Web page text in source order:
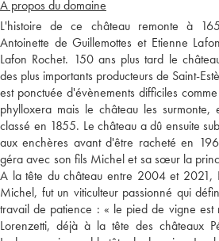
A propos du domaine
L'histoire de ce château remonte à
Antoinette de Guillemottes et Etienne
Lafon Rochet. 150 ans plus tard le
des plus importants producteurs de Saint-
est ponctuée d'évènements difficiles
phylloxera mais le château les
classé en 1855. Le château a dû ensuite
aux enchères avant d'être racheté en
géra avec son fils Michel et sa sœur la
A la tête du château entre 2004 et 2021,
Michel, fut un viticulteur passionné qui
travail de patience : « le pied de vigne est
Lorenzetti, déjà à la tête des châteaux